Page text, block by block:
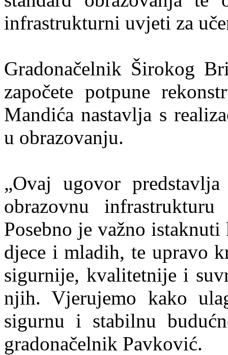
infrastrukturni uvjeti za
Gradonačelnik Širokog
započete potpune
Mandića nastavlja s
u obrazovanju.
„Ovaj ugovor
obrazovnu
Posebno je važno
djece i mladih, te upravo
sigurnije, kvalitetnije i
njih. Vjerujemo kako
sigurnu i stabilnu
gradonačelnik Pavković.